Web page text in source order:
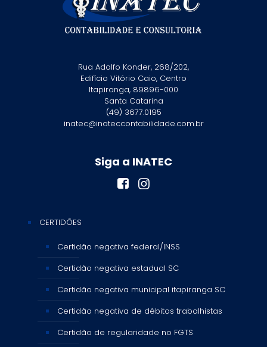
Rua Adolfo Konder, 268/202,
Edifício Vitório Caio, Centro
Itapiranga, 89896-000
Santa Catarina
(49) 3677.0195
inatec@inateccontabilidade.com.br
Siga a INATEC
CERTIDÕES
Certidão negativa federal/INSS
Certidão negativa estadual SC
Certidão negativa municipal itapiranga SC
Certidão negativa de débitos trabalhistas
Certidão de regularidade no FGTS